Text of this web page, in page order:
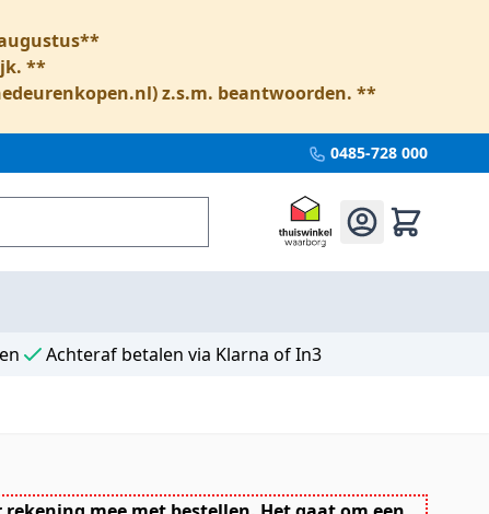
**
) z.s.m. beantwoorden. **
0485-728 000
Achteraf betalen via Klarna of In3